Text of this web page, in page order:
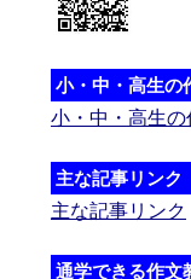
小・中・高生の
小・中・高生の
主な記事リンク
主な記事リンク
通学できる作文